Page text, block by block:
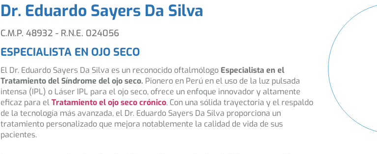
Dr. Eduardo Sayers Da Silva
C.M.P. 48932 - R.N.E. 024056
ESPECIALISTA EN OJO SECO
El Dr. Eduardo Sayers Da Silva es un reconocido oftalmólogo Especialista en el
Tratamiento del Síndrome del ojo seco. Pionero en Perú en el uso de la luz pulsada
intensa (IPL) o Láser IPL para el ojo seco, ofrece un enfoque innovador y altamente
eficaz para elTratamiento el ojo seco crónico. Con una sólida trayectoria y el respaldo
de la tecnología más avanzada, el Dr. Eduardo Sayers Da Silva proporciona un
tratamiento personalizado que mejora notablemente la calidad de vida de sus
pacientes.